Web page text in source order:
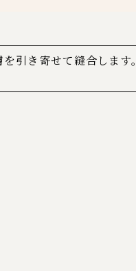
引き寄せて縫合します。